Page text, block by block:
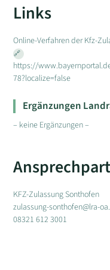
Links
Online-Verfahren der Kfz-
https://
78?localize=false
Ergänzungen
– keine Ergänzungen –
KFZ-Zulassung Sonthofen
zulassung-sonthofen@lra-
08321 612 3001